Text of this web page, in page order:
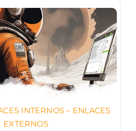
INTERNOS – ENLACES
EXTERNOS